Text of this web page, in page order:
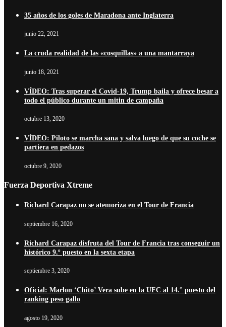
35 años de los goles de Maradona ante Inglaterra
junio 22, 2021
La cruda realidad de las «cosquillas» a una mantarraya
junio 18, 2021
VÍDEO: Tras superar el Covid-19, Trump baila y ofrece besar a
todo el público durante un mitin de campaña
octubre 13, 2020
VÍDEO: Piloto se marcha sana y salva luego de que su coche se
partiera en pedazos
octubre 9, 2020
Fuerza Deportiva Xtreme
Richard Carapaz no se atemoriza en el Tour de Francia
septiembre 16, 2020
Richard Carapaz disfruta del Tour de Francia tras conseguir un
histórico 9.º puesto en la sexta etapa
septiembre 3, 2020
Oficial: Marlon ‘Chito’ Vera sube en la UFC al 14.° puesto del
ranking peso gallo
agosto 19, 2020